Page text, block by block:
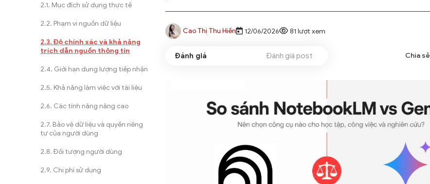
Mục đích sử dụng thực tế
Phạm vi nguồn dữ liệu
Độ chính xác và khả năng
trích dẫn nguồn thông tin
Giới hạn dung lượng tiếp nhận
Khả năng làm việc với tài liệu
Các tính năng nâng cao
Bảo vệ dữ liệu và quyền riêng
tư của người dùng
Đối tượng người dùng
Chi phí sử dụng
Cao Thị Thu Hiền 12/06/2026 81 lượt xem
Đánh giá post Chia